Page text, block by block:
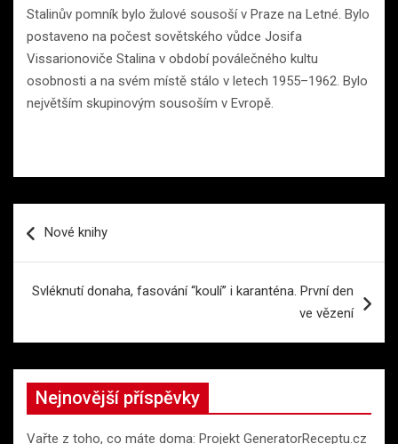
Stalinův pomník bylo žulové sousoší v Praze na Letné. Bylo
postaveno na počest sovětského vůdce Josifa
Vissarionoviče Stalina v období poválečného kultu
osobnosti a na svém místě stálo v letech 1955–1962. Bylo
největším skupinovým sousoším v Evropě.
proNové knihy
Svléknutí donaha, fasování “koulí” i karanténa. První den
ve vězení
Nejnovější příspěvky
Vařte z toho, co máte doma: Projekt GeneratorReceptu.cz